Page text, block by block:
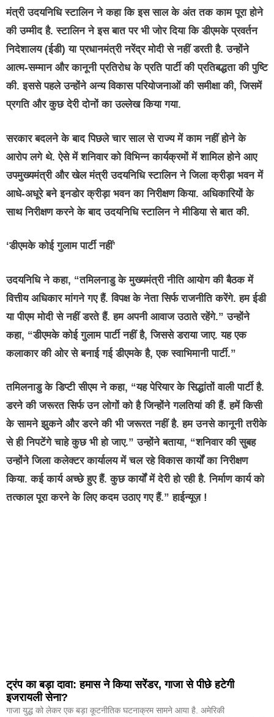
मंत्री उदयनिधि स्टालिन ने कहा कि इस साल के अंत तक काम पूरा होने
की उम्मीद है. स्टालिन ने इस बात पर भी जोर दिया कि डीएमके प्रवर्तन
निदेशालय (ईडी) या प्रधानमंत्री नरेंद्र मोदी से नहीं डरती है. उन्होंने
आत्म-सम्मान और कानूनी प्रतिरोध के प्रति पार्टी की प्रतिबद्धता की पुष्टि
की. इससे पहले उन्होंने अन्य विकास परियोजनाओं की समीक्षा की, जिसमें
प्रगति और कुछ देरी दोनों का उल्लेख किया गया.
सरकार बदलने के बाद पिछले चार साल से राज्य में काम नहीं होने के
आरोप लगे थे. ऐसे में शनिवार को विभिन्न कार्यक्रमों में शामिल होने आए
उपमुख्यमंत्री और खेल मंत्री उदयनिधि स्टालिन ने जिला क्रीड़ा भवन में
आधे-अधूरे बने इनडोर क्रीड़ा भवन का निरीक्षण किया. अधिकारियों के
साथ निरीक्षण करने के बाद उदयनिधि स्टालिन ने मीडिया से बात की.
‘डीएमके कोई गुलाम पार्टी नहीं’
उदयनिधि ने कहा, “तमिलनाडु के मुख्यमंत्री नीति आयोग की बैठक में
वित्तीय अधिकार मांगने गए हैं. विपक्ष के नेता सिर्फ राजनीति करेंगे. हम ईडी
या पीएम मोदी से नहीं डरते हैं. हम अपनी आवाज उठाते रहेंगे.” उन्होंने
कहा, “डीएमके कोई गुलाम पार्टी नहीं है, जिससे डराया जाए. यह एक
कलाकार की ओर से बनाई गई डीएमके है, एक स्वाभिमानी पार्टी.”
तमिलनाडु के डिप्टी सीएम ने कहा, “यह पेरियार के सिद्धांतों वाली पार्टी है.
डरने की जरूरत सिर्फ उन लोगों को है जिन्होंने गलतियां की हैं. हमें किसी
के सामने झुकने और डरने की भी जरूरत नहीं है. हम उनसे कानूनी तरीके
से ही निपटेंगे चाहे कुछ भी हो जाए.” उन्होंने बताया, “शनिवार की सुबह
उन्होंने जिला कलेक्टर कार्यालय में चल रहे विकास कार्यों का निरीक्षण
किया. कई कार्य अच्छे हुए हैं. कुछ कार्यों में देरी हो रही है. निर्माण कार्य को
तत्काल पूरा करने के लिए कदम उठाए गए हैं.” हाईन्यूज़ !
ट्रंप का बड़ा दावा: हमास ने किया सरेंडर, गाजा से पीछे हटेगी
इजरायली सेना?
गाजा युद्ध को लेकर एक बड़ा कूटनीतिक घटनाक्रम सामने आया है. अमेरिकी